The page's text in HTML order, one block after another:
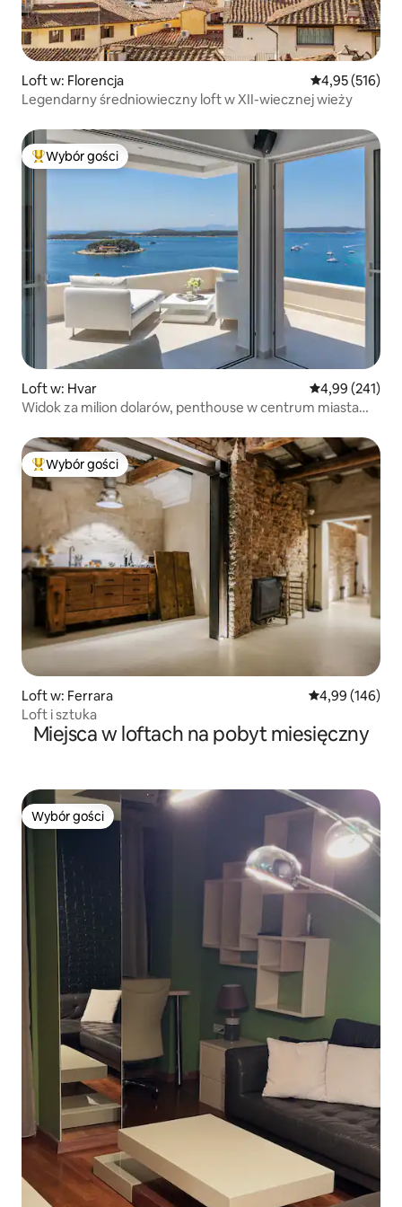
Loft w: Florencja Średnia
4,95 (516)
Legendarny średniowieczny loft w XII-wiecznej wieży
Najpopularniejsze z kategorii Wybór gości
Wybór gości
Loft w: Hvar Średnia
4,99 (241)
Widok za milion dolarów, penthouse w centrum miasta
Najpopularniejsze z kategorii Wybór gości
Wybór gości
Loft w: Ferrara Średnia
4,99 (146)
Loft i sztuka
Miejsca w loftach na pobyt miesięczny
Wybór gości
Wybór gości